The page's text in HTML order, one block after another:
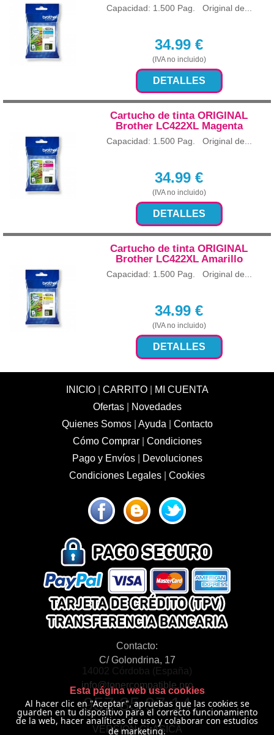
Capacidad: 1.500 Pag. Original de...
34.99 €
(IVA no incluido)
DETALLES
Cartucho de tinta ORIGINAL
Brother LC422XL Magenta
Capacidad: 1.500 Pag. Original de...
34.99 €
(IVA no incluido)
DETALLES
Cartucho de tinta ORIGINAL
Brother LC422XL Amarillo
Capacidad: 1.500 Pag. Original de...
34.99 €
(IVA no incluido)
DETALLES
INICIO| CARRITO|
MI CUENTA
Ofertas|
Novedades
Quienes Somos| Ayuda
Contacto
Cómo Comprar| Condiciones
Pago y Envíos|
Devoluciones
Condiciones Legales
Cookies
Contacto:
C/ Golondrina, 17
14002 Córdoba (España)
info@tonercompatible.pro
957 35 97 14
VERSIÓN CLÁSICA
Esta página web usa cookies
Al hacer clic en "Aceptar", apruebas que las cookies se
guarden en tu dispositivo para el correcto funcionamiento
de la web, hacer analíticas de uso y colaborar con estudios
de marketing.